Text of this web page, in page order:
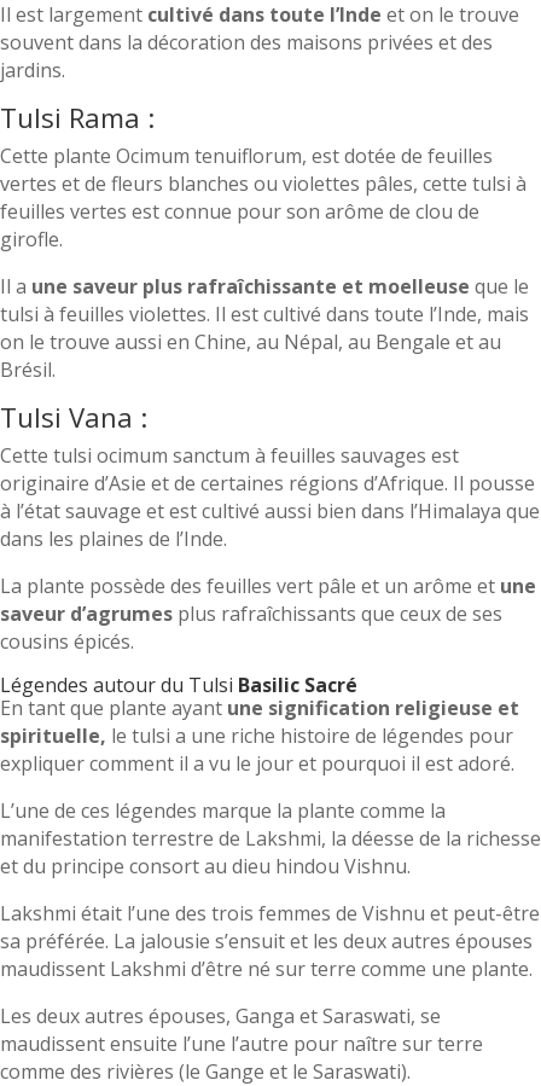
Il est largement cultivé dans toute l’Inde et on le trouve
souvent dans la décoration des maisons privées et des
jardins.
Tulsi Rama :
Cette plante Ocimum tenuiflorum, est dotée de feuilles
vertes et de fleurs blanches ou violettes pâles, cette tulsi à
feuilles vertes est connue pour son arôme de clou de
girofle.
Il a une saveur plus rafraîchissante et moelleuse que le
tulsi à feuilles violettes. Il est cultivé dans toute l’Inde, mais
on le trouve aussi en Chine, au Népal, au Bengale et au
Brésil.
Tulsi Vana :
Cette tulsi ocimum sanctum à feuilles sauvages est
originaire d’Asie et de certaines régions d’Afrique. Il pousse
à l’état sauvage et est cultivé aussi bien dans l’Himalaya que
dans les plaines de l’Inde.
La plante possède des feuilles vert pâle et un arôme et une
saveur d’agrumes plus rafraîchissants que ceux de ses
cousins épicés.
Légendes autour du Tulsi Basilic Sacré
En tant que plante ayant une signification religieuse et
spirituelle, le tulsi a une riche histoire de légendes pour
expliquer comment il a vu le jour et pourquoi il est adoré.
L’une de ces légendes marque la plante comme la
manifestation terrestre de Lakshmi, la déesse de la richesse
et du principe consort au dieu hindou Vishnu.
Lakshmi était l’une des trois femmes de Vishnu et peut-être
sa préférée. La jalousie s’ensuit et les deux autres épouses
maudissent Lakshmi d’être né sur terre comme une plante.
Les deux autres épouses, Ganga et Saraswati, se
maudissent ensuite l’une l’autre pour naître sur terre
comme des rivières (le Gange et le Saraswati).